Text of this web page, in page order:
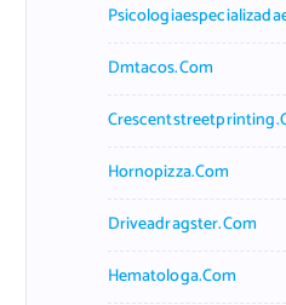
Dmtacos.com
Hornopizza.com
Driveadragster.com
Hematologa.com